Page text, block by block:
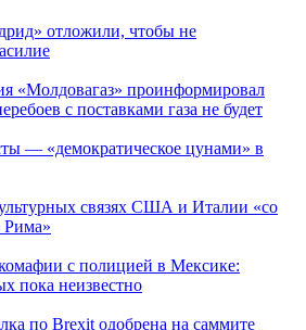
отложили, чтобы не
«Молдовагаз» проинформировал
с поставками газа не будет
— «демократическое цунами» в
связях США и Италии «со
Рима»
с полицией в Мексике:
пока неизвестно
по Brexit одобрена на саммите